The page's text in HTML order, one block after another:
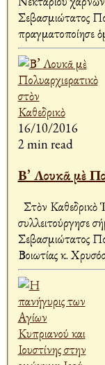
Σεβασμιώτατος
πραγματοποίησε
16/10/2016
2 min read
Β’ Λουκᾶ μὲ
Στὸν Καθεδρικὸ
συλλειτούργησε
Σεβασμιώτατος
Βοιωτίας κ.